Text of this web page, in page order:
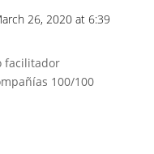
26, 2020 at 6:39
facilitador
100/100